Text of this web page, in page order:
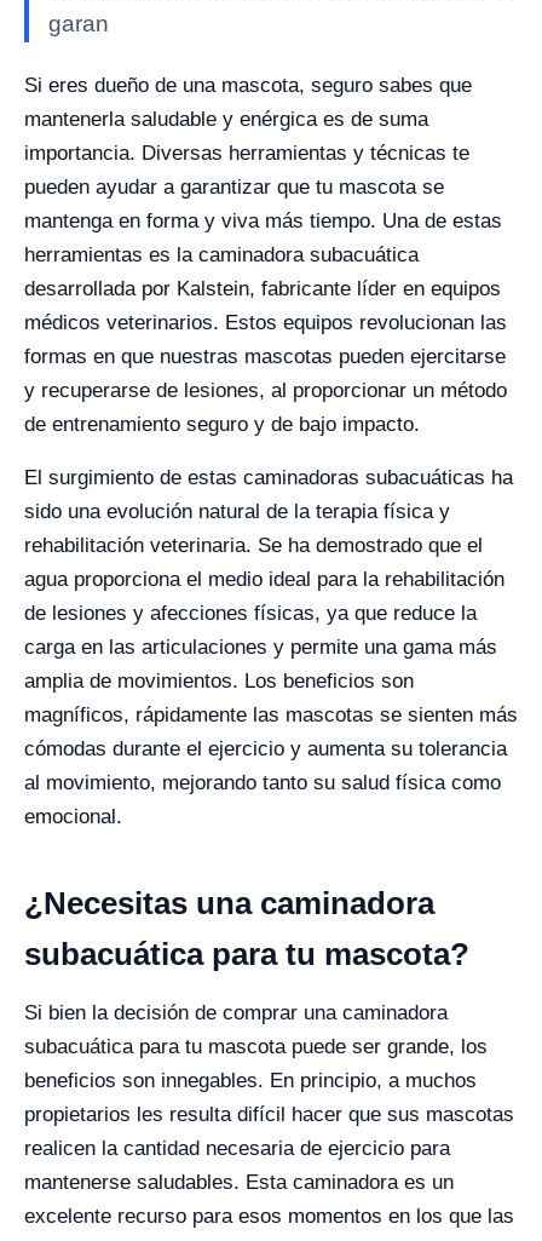
garan
Si eres dueño de una mascota, seguro sabes que
mantenerla saludable y enérgica es de suma
importancia. Diversas herramientas y técnicas te
pueden ayudar a garantizar que tu mascota se
mantenga en forma y viva más tiempo. Una de estas
herramientas es la caminadora subacuática
desarrollada por Kalstein, fabricante líder en equipos
médicos veterinarios. Estos equipos revolucionan las
formas en que nuestras mascotas pueden ejercitarse
y recuperarse de lesiones, al proporcionar un método
de entrenamiento seguro y de bajo impacto.
El surgimiento de estas caminadoras subacuáticas ha
sido una evolución natural de la terapia física y
rehabilitación veterinaria. Se ha demostrado que el
agua proporciona el medio ideal para la rehabilitación
de lesiones y afecciones físicas, ya que reduce la
carga en las articulaciones y permite una gama más
amplia de movimientos. Los beneficios son
magníficos, rápidamente las mascotas se sienten más
cómodas durante el ejercicio y aumenta su tolerancia
al movimiento, mejorando tanto su salud física como
emocional.
¿Necesitas una caminadora
subacuática para tu mascota?
Si bien la decisión de comprar una caminadora
subacuática para tu mascota puede ser grande, los
beneficios son innegables. En principio, a muchos
propietarios les resulta difícil hacer que sus mascotas
realicen la cantidad necesaria de ejercicio para
mantenerse saludables. Esta caminadora es un
excelente recurso para esos momentos en los que las